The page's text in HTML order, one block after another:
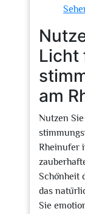
Licht
am
Nutzen
Rheinufer
Schönheit
das
Sie